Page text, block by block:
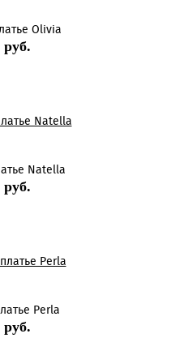
Olivia
руб.
Natella
руб.
Perla
руб.